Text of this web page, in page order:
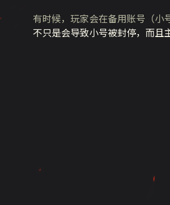
有时候，玩家会在备用账号（小
不只是会导致小号被封停，而且